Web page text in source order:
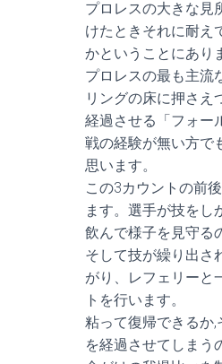
プロレスの大きな見
けたときそれに耐え
かということにあり
プロレスの最も主流
リングの床に押さえ
経過させる「フォー
戦の経験が無い方で
思います。
この3カウントの前
ます。選手が技をし
飲んで様子を見守る
そして技が繰り出さ
がり、レフェリーと
トを行います。
粘って復帰できるか,
を経過させてしまう